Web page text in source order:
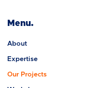
Menu.
About
Expertise
Our Projects